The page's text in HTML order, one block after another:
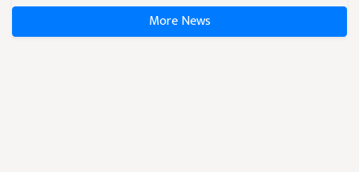
More News